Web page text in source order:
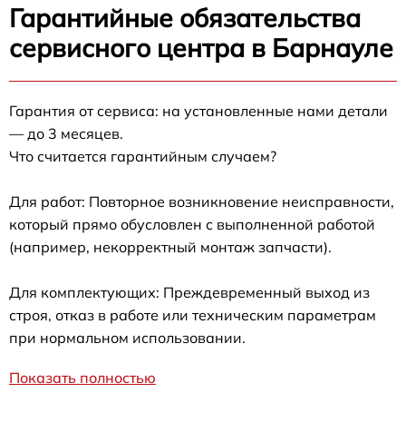
Гарантийные обязательства
сервисного центра в Барнауле
Гарантия от сервиса: на установленные нами детали
— до 3 месяцев.
Что считается гарантийным случаем?
Для работ: Повторное возникновение неисправности,
который прямо обусловлен с выполненной работой
(например, некорректный монтаж запчасти).
Для комплектующих: Преждевременный выход из
строя, отказ в работе или техническим параметрам
при нормальном использовании.
Показать полностью